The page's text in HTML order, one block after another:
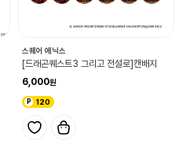
스퀘어 에닉스
[드래곤퀘스트3 그리고 전설로]캔배지
6,000
120